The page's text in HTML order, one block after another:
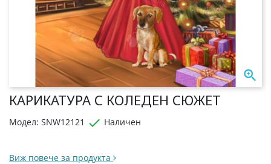

КАРИКАТУРА С КОЛЕДЕН СЮЖЕТ
Модел: SNW12121  Наличен
Виж повече за продукта